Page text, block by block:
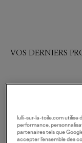
VOS DERNIERS
lulli-sur-la-toile.com utilise
performance,
partenaires tels que
accepter l’ensemble des